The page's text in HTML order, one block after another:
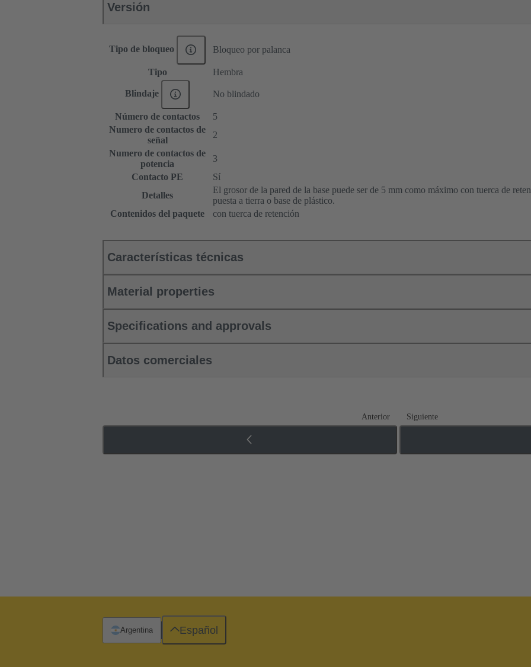
Versión
Tipo de bloqueo Bloqueo por palanca
Tipo Hembra
Blindaje No blindado
Número de contactos
5
Numero de contactos de
señal
2
Numero de contactos de
potencia
3
Contacto PE
Sí
Detalles
El grosor de la pared de la base puede ser de 5 mm como máximo con tuerca de
puesta a tierra o base de plástico.
Contenidos del paquete
con tuerca de retención
Características técnicas
Material properties
Specifications and approvals
Datos comerciales
Anterior Siguiente
Argentina Español